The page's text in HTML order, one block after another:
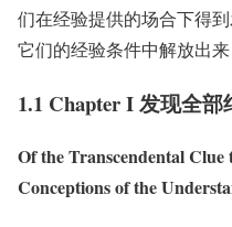
们在经验提供的场合下得
它们的经验条件中解放出
1.1 Chapter I 发现全
Of the Transcendental
Conceptions of the